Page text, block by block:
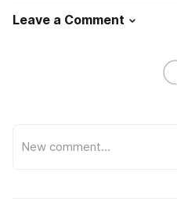
Leave a Comment